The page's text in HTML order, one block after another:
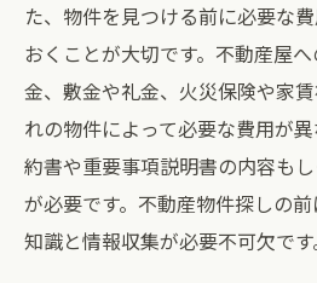
た、物件を見つける前に必要な
おくことが大切です。不動産屋
金、敷金や礼金、火災保険や家
れの物件によって必要な費用が
約書や重要事項説明書の内容も
が必要です。不動産物件探しの
知識と情報収集が必要不可欠です